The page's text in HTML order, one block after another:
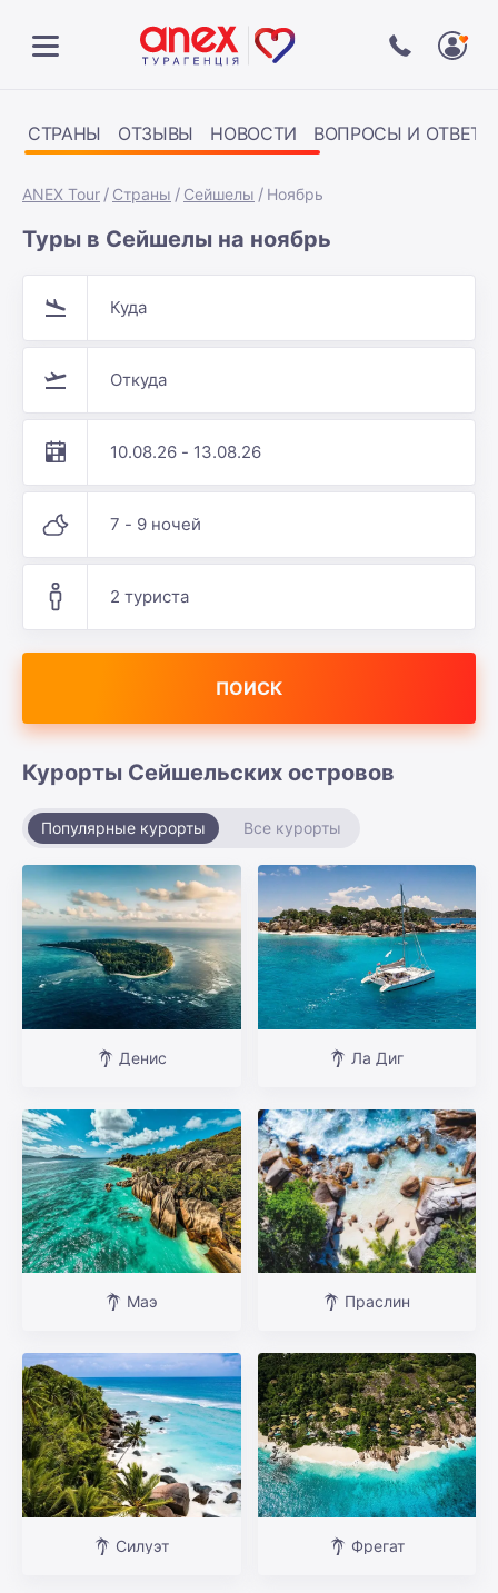
СТРАНЫ ОТЗЫВЫ НОВОСТИ ВОПРОСЫ И ОТВЕТЫ
ANEX Tour Страны Сейшелы Ноябрь
Туры в Сейшелы на ноябрь
Куда
Откуда
10.08.26 - 13.08.26
7 - 9 ночей
2 туриста
ПОИСК
Курорты Сейшельских островов
Популярные курорты Все курорты
Денис Ла Диг
Маэ Праслин
Силуэт Фрегат